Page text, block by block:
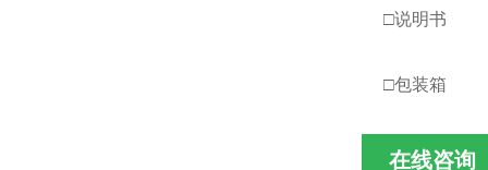
□说明书
□包装箱
在线咨询